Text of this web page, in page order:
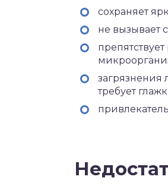
сохраняет
не вызывает
загрязнения
требует